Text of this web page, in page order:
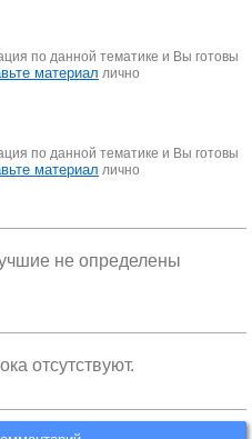
по данной тематике и Вы готовы
материал лично
по данной тематике и Вы готовы
материал лично
не определены
отсутствуют.